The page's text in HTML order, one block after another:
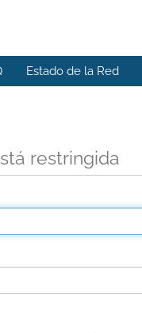
Estado de la Red
restringida